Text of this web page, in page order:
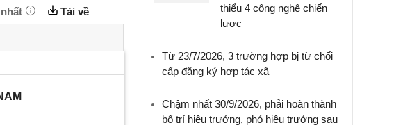
Tải về
thiểu 4 công nghệ chiến
lược
Từ 23/7/2026, 3 trường hợp bị từ chối
cấp đăng ký hợp tác xã
Chậm nhất 30/9/2026, phải hoàn thành
bố trí hiệu trưởng, phó hiệu trưởng sau